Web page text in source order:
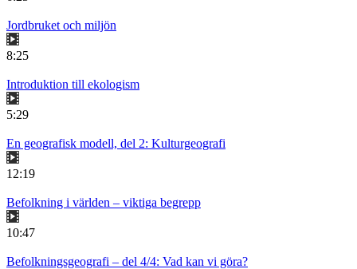
Jordbruket och miljön
8:25
Introduktion till ekologism
5:29
En geografisk modell, del 2: Kulturgeografi
12:19
Befolkning i världen – viktiga begrepp
10:47
Befolkningsgeografi – del 4/4: Vad kan vi göra?